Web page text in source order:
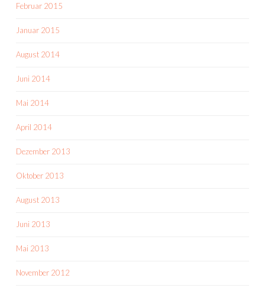
Februar 2015
Januar 2015
August 2014
Juni 2014
Mai 2014
April 2014
Dezember 2013
Oktober 2013
August 2013
Juni 2013
Mai 2013
November 2012